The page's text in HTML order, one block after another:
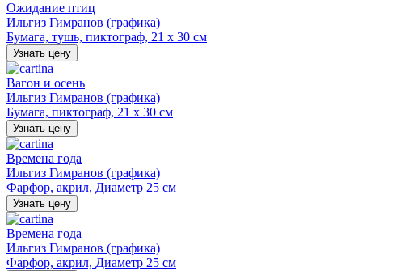
Ожидание птиц
Ильгиз Гимранов (графика)
Бумага, тушь, пиктограф, 21 х 30 см
Узнать цену
Вагон и осень
Ильгиз Гимранов (графика)
Бумага, пиктограф, 21 х 30 см
Узнать цену
Времена года
Ильгиз Гимранов (графика)
Фарфор, акрил, Диаметр 25 см
Узнать цену
Времена года
Ильгиз Гимранов (графика)
Фарфор, акрил, Диаметр 25 см